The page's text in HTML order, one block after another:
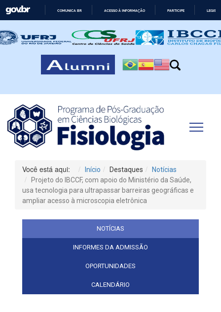
PARA
O
CONTEÚDO
COMUNICA BR ACESSO À INFORMAÇÃO PARTICIPE
Você está aqui: Início Destaques
Notícias
Projeto do IBCCF, com apoio do Ministério da Saúde,
usa tecnologia para ultrapassar barreiras geográficas e
ampliar acesso à microscopia eletrônica
NOTÍCIAS
INFORMES DA ADMISSÃO
OPORTUNIDADES
CALENDÁRIO